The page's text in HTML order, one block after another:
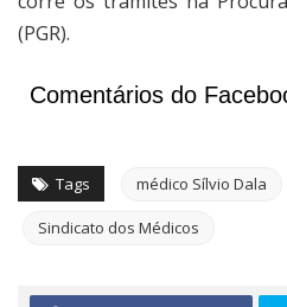
(PGR).
Comentários do
Tags médico Sílvio Dala
Sindicato dos Médicos